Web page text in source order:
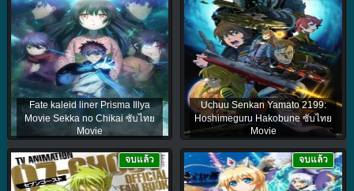
Fate kaleid liner Prisma Illya
Movie Sekka no Chikai ซับไทย
Movie
Uchuu Senkan Yamato 2199:
Hoshimeguru Hakobune ซับไทย
Movie
จบแล้ว จบแล้ว